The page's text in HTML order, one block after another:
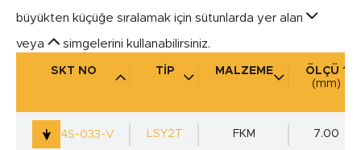
büyükten küçüğe sıralamak için sütunlarda yer alan
veya simgelerini kullanabilirsiniz.
SKT NO TİP MALZEME
ÖLÇÜ 1
(mm)
4S-033-V
LSY2T FKM 7.00